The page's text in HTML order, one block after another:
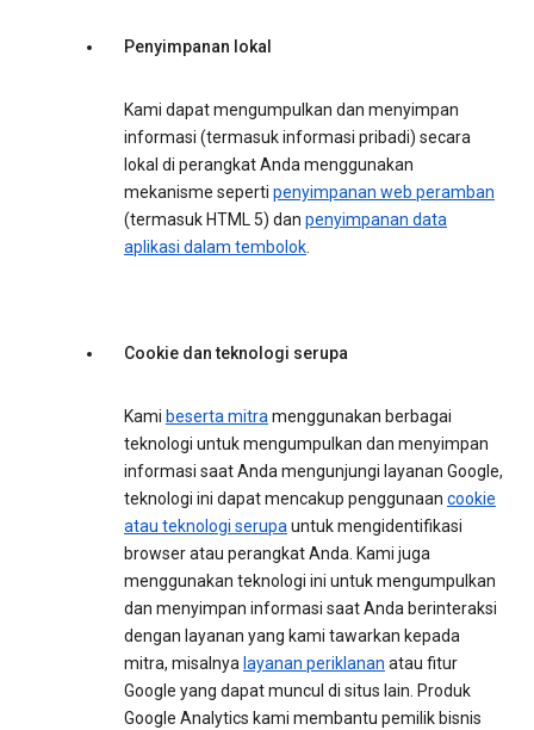
Penyimpanan lokal
Kami dapat mengumpulkan dan menyimpan
informasi (termasuk informasi pribadi) secara
lokal di perangkat Anda menggunakan
mekanisme seperti penyimpanan web peramban
(termasuk HTML 5) dan penyimpanan data
aplikasi dalam tembolok.
Cookie dan teknologi serupa
Kami beserta mitramenggunakan berbagai
teknologi untuk mengumpulkan dan menyimpan
informasi saat Anda mengunjungi layanan Google,
teknologi ini dapat mencakup penggunaan cookie
atau teknologi serupauntuk mengidentifikasi
browser atau perangkat Anda. Kami juga
menggunakan teknologi ini untuk mengumpulkan
dan menyimpan informasi saat Anda berinteraksi
dengan layanan yang kami tawarkan kepada
mitra, misalnya layanan periklanan atau fitur
Google yang dapat muncul di situs lain. Produk
Google Analytics kami membantu pemilik bisnis